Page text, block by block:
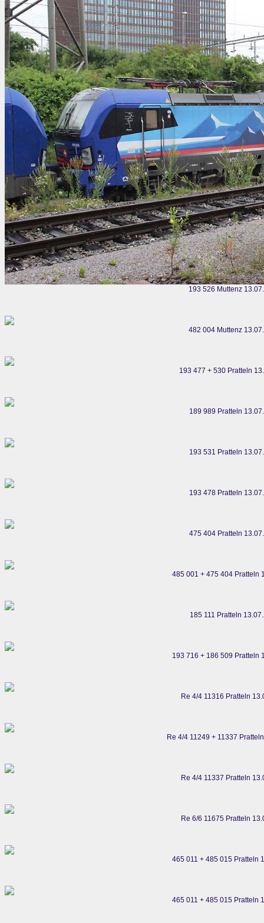
193 526 Muttenz
482 004 Muttenz
193 477 + 530 Pratteln
189 989 Pratteln
193 531 Pratteln
193 478 Pratteln
475 404 Pratteln
485 001 + 475 404 Pratteln
185 111 Pratteln
193 716 + 186 509 Pratteln
Re 4/4 11316 Pratteln
Re 4/4 11249 + 11337
Re 4/4 11337 Pratteln
Re 6/6 11675 Pratteln
465 011 + 485 015 Pratteln
465 011 + 485 015 Pratteln